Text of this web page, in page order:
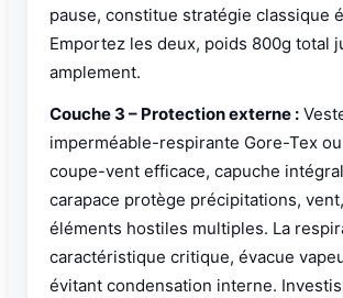
pause, constitue stratégie classique
Emportez les deux, poids 800g total
amplement.
Couche 3 – Protection externe :
imperméable-respirante Gore-Tex
coupe-vent efficace, capuche
carapace protège précipitations,
éléments hostiles multiples. La
caractéristique critique, évacue
évitant condensation interne.